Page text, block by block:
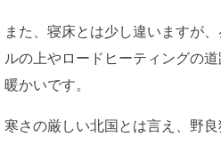
また、寝床とは少し違いますが
ルの上やロードヒーティングの
暖かいです。
寒さの厳しい北国とは言え、野